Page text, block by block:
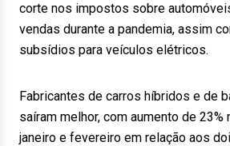
corte nos impostos sobre
vendas durante a pandemia, assim
subsídios para veículos elétricos.
Fabricantes de carros híbridos e de
saíram melhor, com aumento de
janeiro e fevereiro em relação aos